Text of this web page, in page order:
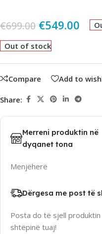
€699.00 €549.00
Out of stock
Compare Add to
Share:
Merreni produktin në
dyqanet tona
Menjëherë
Dërgesa me post të
Posta do të sjell produktin
shtëpinë tuaj!